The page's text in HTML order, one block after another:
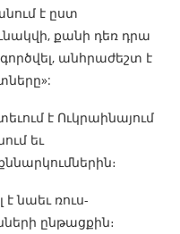
է ըստ
քանի դեռ դրա
անհրաժեշտ է
է Ուկրաինայում
եւ
նաեւ ռուս-
ընթացքին։